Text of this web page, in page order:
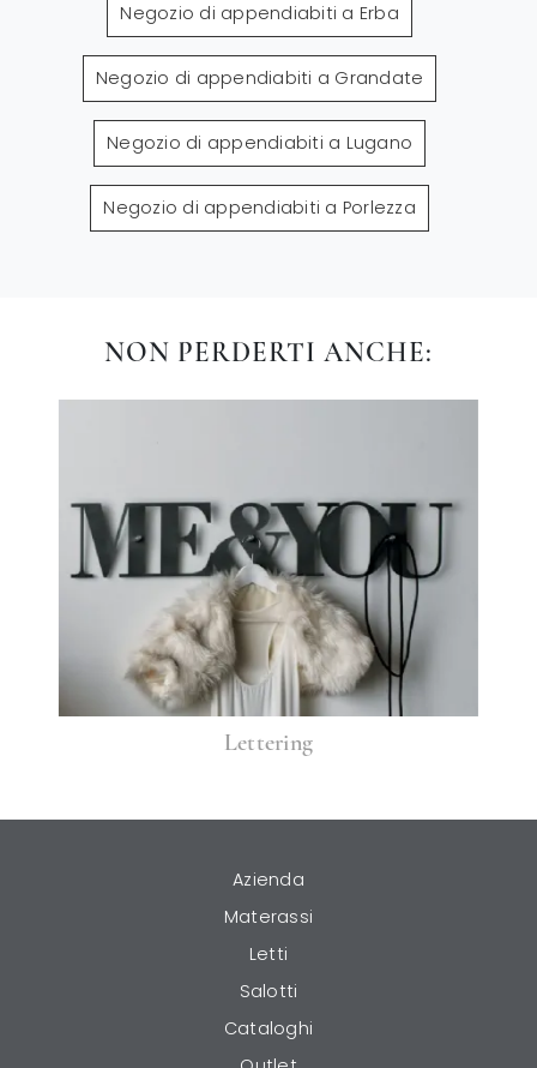
Negozio di appendiabiti a Erba
Negozio di appendiabiti a Grandate
Negozio di appendiabiti a Lugano
Negozio di appendiabiti a Porlezza
NON PERDERTI ANCHE:
Lettering
Azienda
Materassi
Letti
Salotti
Cataloghi